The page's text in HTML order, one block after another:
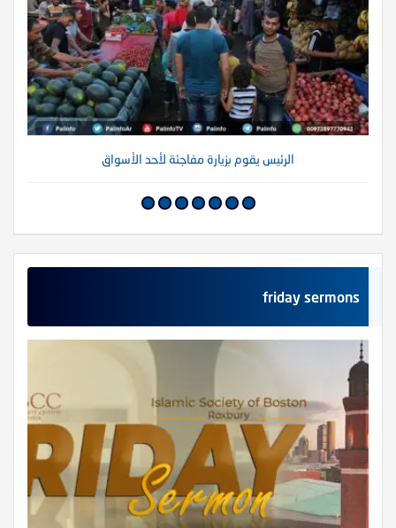
الرئيس يقوم بزيارة مفاجئة لأحد الأسواق
friday sermons